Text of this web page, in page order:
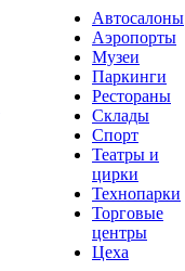
Автосалоны
Аэропорты
Музеи
Паркинги
Рестораны
Склады
Спорт
Театры и
цирки
Технопарки
Торговые
центры
Цеха